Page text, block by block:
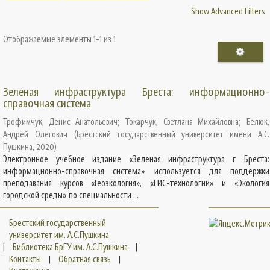
Show Advanced Filters
Отображаемые элементы 1-1 из 1
Зеленая инфраструктура Бреста: информационно-
справочная система
Трофимчук, Денис Анатольевич;Токарчук, Светлана Михайловна; Белюк,
Андрей Олегович
(Брестский государственный университет имени А.С.
Пушкина, 2020)
Электронное учебное издание «Зеленая инфраструктура г. Бреста:
информационно-справочная система» используется для поддержки
преподавания курсов «Геоэкология», «ГИС-технологии» и «Экология
городской среды» по специальности ...
Брестский государственный
университет им. А.С.Пушкина
|
Библиотека БрГУ им. А.С.Пушкина
|
Контакты
| Обратная связь
|